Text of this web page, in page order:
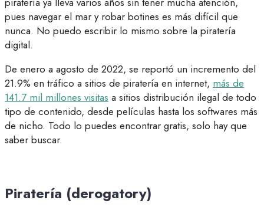
pues navegar el mar y robar botines es más difícil que
nunca. No puedo escribir lo mismo sobre la piratería
digital.
De enero a agosto de 2022, se reportó un incremento del
21.9% en tráfico a sitios de piratería en internet, más de
141.7 mil millones visitas a sitios distribución ilegal de todo
tipo de contenido, desde películas hasta los softwares más
de nicho. Todo lo puedes encontrar gratis, solo hay que
saber buscar.
Piratería (derogatory)